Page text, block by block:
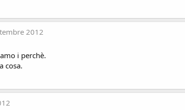
2012
i perchè.
cosa.